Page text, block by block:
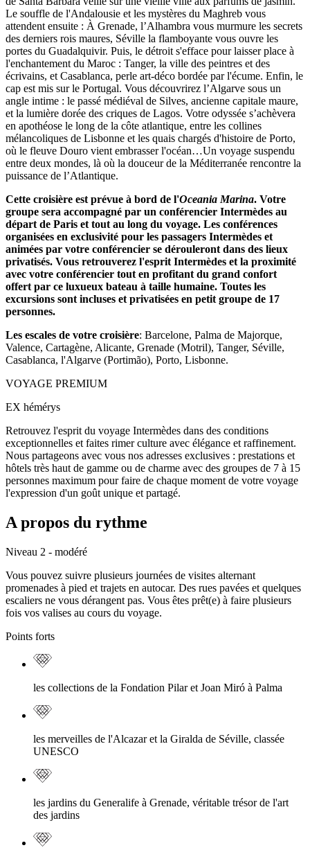
Le souffle de l'Andalousie et les mystères du Maghreb vous
attendent ensuite : À Grenade, l’Alhambra vous murmure les secrets
des derniers rois maures, Séville la flamboyante vous ouvre les
portes du Guadalquivir. Puis, le détroit s'efface pour laisser place à
l'enchantement du Maroc : Tanger, la ville des peintres et des
écrivains, et Casablanca, perle art-déco bordée par l'écume. Enfin, le
cap est mis sur le Portugal. Vous découvrirez l’Algarve sous un
angle intime : le passé médiéval de Silves, ancienne capitale maure,
et la lumière dorée des criques de Lagos. Votre odyssée s’achèvera
en apothéose le long de la côte atlantique, entre les collines
mélancoliques de Lisbonne et les quais chargés d'histoire de Porto,
où le fleuve Douro vient embrasser l'océan…Un voyage suspendu
entre deux mondes, là où la douceur de la Méditerranée rencontre la
puissance de l’Atlantique.
Cette croisière est prévue à bord de l'Oceania Marina. Votre
groupe sera accompagné par un conférencier Intermèdes au
départ de Paris et tout au long du voyage. Les conférences
organisées en exclusivité pour les passagers Intermèdes et
animées par votre conférencier se dérouleront dans des lieux
privatisés. Vous retrouverez l'esprit Intermèdes et la proximité
avec votre conférencier tout en profitant du grand confort
offert par ce luxueux bateau à taille humaine. Toutes les
excursions sont incluses et privatisées en petit groupe de 17
personnes.
Les escales de votre croisière: Barcelone, Palma de Majorque,
Valence, Cartagène, Alicante, Grenade (Motril), Tanger, Séville,
Casablanca, l'Algarve (Portimão), Porto, Lisbonne.
VOYAGE PREMIUM
EX hémérys
Retrouvez l'esprit du voyage Intermèdes dans des conditions
exceptionnelles et faites rimer culture avec élégance et raffinement.
Nous partageons avec vous nos adresses exclusives : prestations et
hôtels très haut de gamme ou de charme avec des groupes de 7 à 15
personnes maximum pour faire de chaque moment de votre voyage
l'expression d'un goût unique et partagé.
A propos du rythme
Niveau 2 - modéré
Vous pouvez suivre plusieurs journées de visites alternant
promenades à pied et trajets en autocar. Des rues pavées et quelques
escaliers ne vous dérangent pas. Vous êtes prêt(e) à faire plusieurs
fois vos valises au cours du voyage.
Points forts
les collections de la Fondation Pilar et Joan Miró à Palma
les merveilles de l'Alcazar et la Giralda de Séville, classée
UNESCO
les jardins du Generalife à Grenade, véritable trésor de l'art
des jardins